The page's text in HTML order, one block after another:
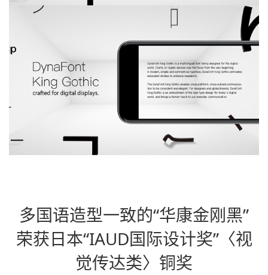
多国语造型一致的“华康金刚黑”
荣获日本“IAUD国际设计奖”〈视
觉传达类〉铜奖